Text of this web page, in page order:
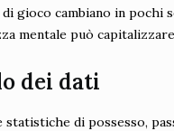
gioco cambiano in pochi
mentale può
dei dati
statistiche di possesso,